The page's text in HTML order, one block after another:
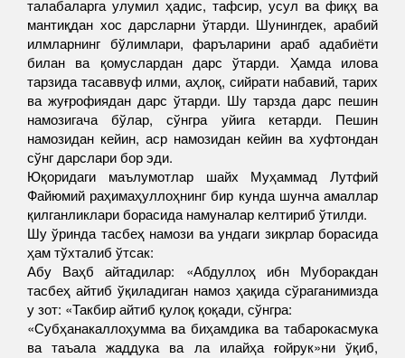
талабаларга улумил ҳадис, тафсир, усул ва фиқҳ ва
мантиқдан хос дарсларни ўтарди. Шунингдек, арабий
илмларнинг бўлимлари, фаръларини араб адабиёти
билан ва қомуслардан дарс ўтарди. Ҳамда илова
тарзида тасаввуф илми, аҳлоқ, сийрати набавий, тарих
ва жуғрофиядан дарс ўтарди. Шу тарзда дарс пешин
намозигача бўлар, сўнгра уйига кетарди. Пешин
намозидан кейин, аср намозидан кейин ва хуфтондан
сўнг дарслари бор эди.
Юқоридаги маълумотлар шайх Муҳаммад Лутфий
Файюмий раҳимаҳуллоҳнинг бир кунда шунча амаллар
қилганликлари борасида намуналар келтириб ўтилди.
Шу ўринда тасбеҳ намози ва ундаги зикрлар борасида
ҳам тўхталиб ўтсак:
Абу Ваҳб айтадилар: «Абдуллоҳ ибн Муборакдан
тасбеҳ айтиб ўқиладиган намоз ҳақида сўраганимизда
у зот: «Такбир айтиб қулоқ қоқади, сўнгра:
«Субҳанакаллоҳумма ва биҳамдика ва табарокасмука
ва таъала жаддука ва ла илайҳа ғойрук»ни ўқиб,